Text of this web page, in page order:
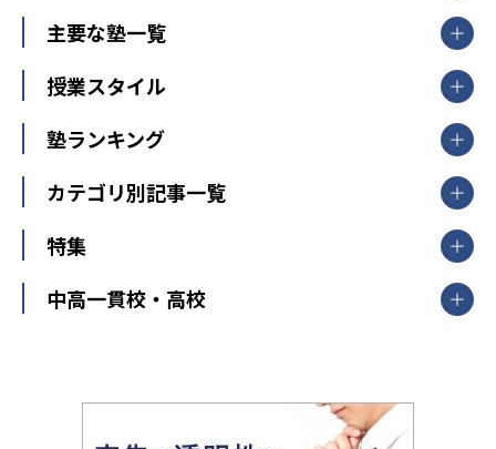
北海道・東北
山形県
福島県
関東
東京都
神奈川県
茨城県
栃木県
群馬県
新潟県
中部
愛知県
静岡県
長野県
大阪府
兵庫県 京都府 奈良県
和歌山県
主要な塾一覧
【掲載塾一覧を見る】
東京個別指導学院
明光義塾
個別教室のトライ
武田塾
授業スタイル
個別指導
オンライン指導
塾ランキング
中学受験ランキング
カテゴリ別記事一覧
中学受験
大学受験
教育全般
大学受験塾の選び方
特集
開成番長直伝！子どもの受験を成功させる方法
運動と遊びを考える
中高一貫校・高校
大学入試改革